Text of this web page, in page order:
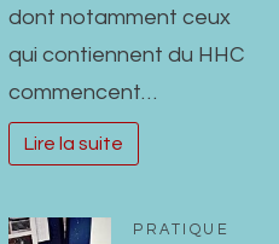
dont notamment ceux
qui contiennent du HHC
commencent…
Lire la suite
PRATIQUE